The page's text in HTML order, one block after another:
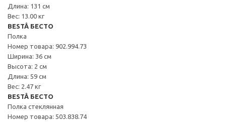
Длина: 131 см
Вес: 13.00 кг
BESTÅ БЕСТО
Полка
Номер товара: 902.994.73
Ширина: 36 см
Высота: 2 см
Длина: 59 см
Вес: 2.47 кг
BESTÅ БЕСТО
Полка стеклянная
Номер товара: 503.838.74